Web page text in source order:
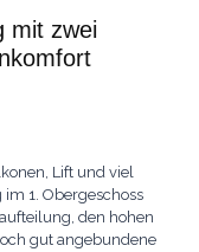
mit zwei
Lift und viel
1. Obergeschoss
den hohen
gut angebundene